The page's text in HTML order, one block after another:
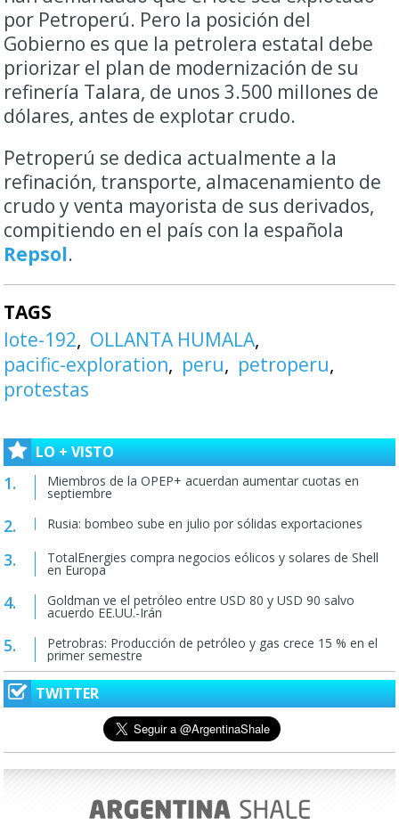
por Petroperú. Pero la posición del
Gobierno es que la petrolera estatal debe
priorizar el plan de modernización de su
refinería Talara, de unos 3.500 millones de
dólares, antes de explotar crudo.
Petroperú se dedica actualmente a la
refinación, transporte, almacenamiento de
crudo y venta mayorista de sus derivados,
compitiendo en el país con la española
Repsol.
TAGS
lote-192
OLLANTA HUMALA
pacific-exploration
peru
petroperu
protestas
LO + VISTO
Miembros de la OPEP+ acuerdan aumentar cuotas en
septiembre
Rusia: bombeo sube en julio por sólidas exportaciones
TotalEnergies compra negocios eólicos y solares de Shell
en Europa
Goldman ve el petróleo entre USD 80 y USD 90 salvo
acuerdo EE.UU.-Irán
Petrobras: Producción de petróleo y gas crece 15 % en el
primer semestre
TWITTER